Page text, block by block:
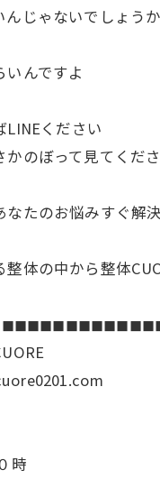
んじゃないでしょうか
んですよ
LINEください
かのぼって見てくだ
たのお悩みすぐ解
整体の中から整体
時